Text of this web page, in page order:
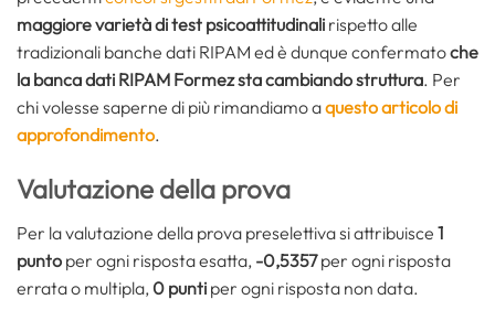
maggiore varietà di test psicoattitudinali rispetto alle
tradizionali banche dati RIPAM ed è dunque confermatoche
la banca dati RIPAM Formezsta cambiando struttura. Per
chi volesse saperne di più rimandiamo aquesto articolo di
approfondimento.
Valutazione della prova
Per la valutazione della prova preselettiva si attribuisce 1
punto per ogni risposta esatta, -0,5357per ogni risposta
errata o multipla,0 punti per ogni risposta non data.